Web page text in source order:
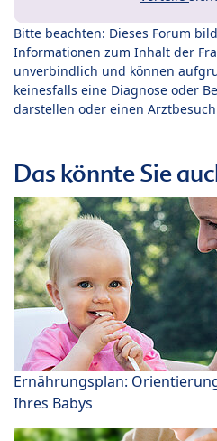
Bitte beachten: Dieses Forum
Informationen zum Inhalt der
unverbindlich und können
keinesfalls eine Diagnose oder
darstellen oder einen
Das könnte Sie
Ernährungsplan:
Ihres Babys